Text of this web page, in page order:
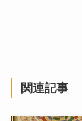
関連記事